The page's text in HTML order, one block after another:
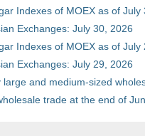
Indexes of MOEX as of July
Exchanges: July 30, 2026
Indexes of MOEX as of July
Exchanges: July 29, 2026
large and medium-sized
trade at the end of